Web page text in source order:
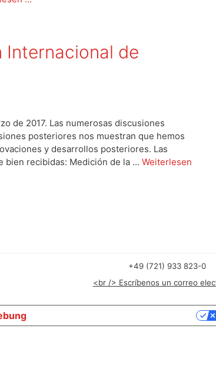
Internacional de
de 2017. Las numerosas discusiones
posteriores nos muestran que hemos
y desarrollos posteriores. Las
bien recibidas: Medición de la … Weiterlesen
+49 (721) 933 823-0
<br /> Escríbenos un correo